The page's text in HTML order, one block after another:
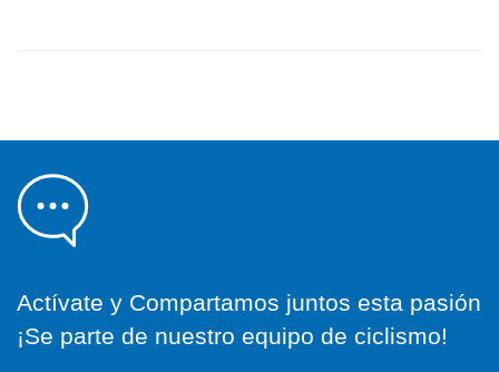
Actívate y Compartamos juntos esta pasión
¡Se parte de nuestro equipo de ciclismo!